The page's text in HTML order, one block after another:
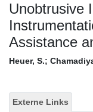
Unobtrusive
Assistance
Heuer, S.;
Externe Links